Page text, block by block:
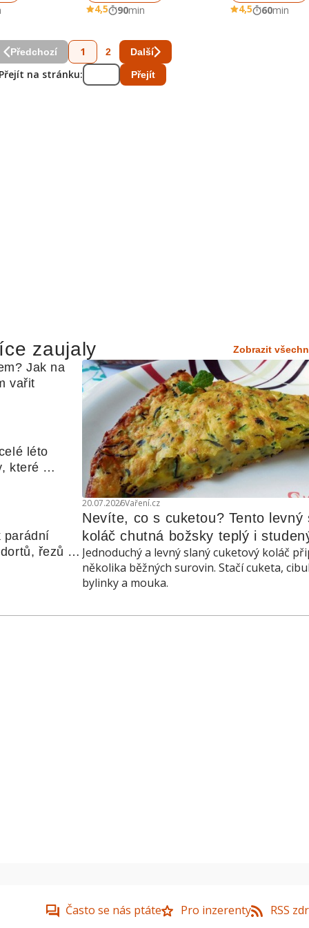
4,5 90min 4,5 60min
Předchozí 1 2 Další
Přejít na stránku: Přejít
zaujaly Zobrazit
20.07.2026Vaření.cz
Nevíte, co s cuketou? Tento levný
koláč chutná božsky teplý i
Jednoduchý a levný slaný cuketový koláč
několika běžných surovin. Stačí cuketa,
bylinky a mouka.
Jak na
vařit
léto
které
nebo
parádní
řezů a
Často se nás ptáte Pro inzerenty RSS